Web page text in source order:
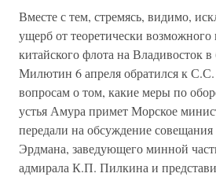
Вместе с тем, стремясь, видимо,
ущерб от теоретически возможного
китайского флота на Владивосток
Милютин 6 апреля обратился к С.С.
вопросам о том, какие меры по
устья Амура примет Морское
передали на обсуждение
Эрдмана, заведующего минной
адмирала К.П. Пилкина и